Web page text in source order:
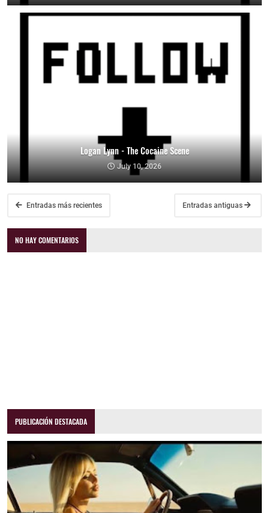
Logan Lynn - The Cocaine Scene
July 10, 2026
Entradas más recientes Entradas antiguas
NO HAY COMENTARIOS
PUBLICACIÓN DESTACADA